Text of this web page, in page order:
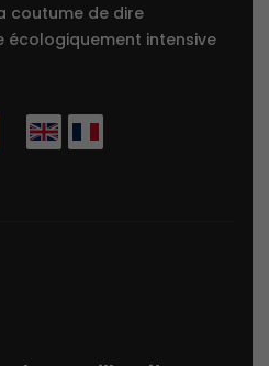
coutume de dire
écologiquement intensive